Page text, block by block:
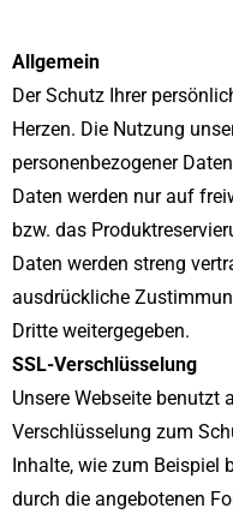
Allgemein
Der Schutz Ihrer
Herzen. Die Nutzung
personenbezogener
Daten werden nur auf
bzw. das
Daten werden streng
ausdrückliche
Dritte weitergegeben.
SSL-Verschlüsselung
Unsere Webseite benutzt
Verschlüsselung zum
Inhalte, wie zum Beispiel
durch die angebotenen